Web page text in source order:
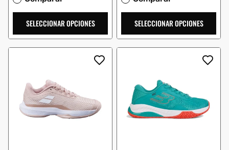
SELECCIONAR OPCIONES SELECCIONAR OPCIONES